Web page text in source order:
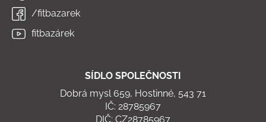
u
/fitbazarek
fitbazárek
SÍDLO SPOLEČNOSTI
Dobrá mysl 659, Hostinné, 543 71
IČ: 28785967
DIČ: CZ28785967